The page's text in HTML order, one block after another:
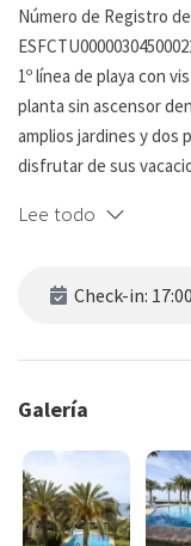
Número de Registro
1º línea de playa con
planta sin ascensor
amplios jardines y dos
disfrutar de sus
El apartamento
mar y piscina con
paso al apartamento ,
justo en frente el
Lee todo
Check-in:
Galería